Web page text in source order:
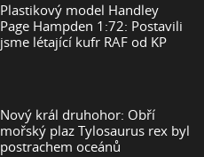
Plastikový model Handley
Page Hampden 1:72: Postavili
jsme létající kufr RAF od KP
Nový král druhohor: Obří
mořský plaz Tylosaurus rex byl
postrachem oceánů